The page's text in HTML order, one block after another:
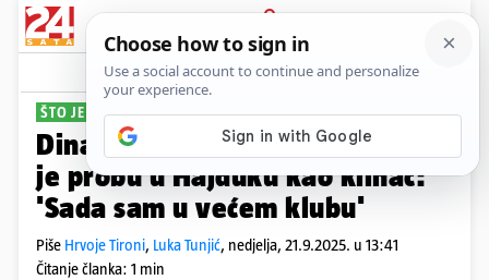
PRIJAVA
Sport Komentari
ŠTO JE MOGLO BITI...
Dinamov junak s Poljuda prošao
je probu u Hajduku kao klinac:
'Sada sam u većem klubu'
Piše Hrvoje Tironi, Luka Tunjić, nedjelja, 21.9.2025. u 13:41
Čitanje članka: 1 min